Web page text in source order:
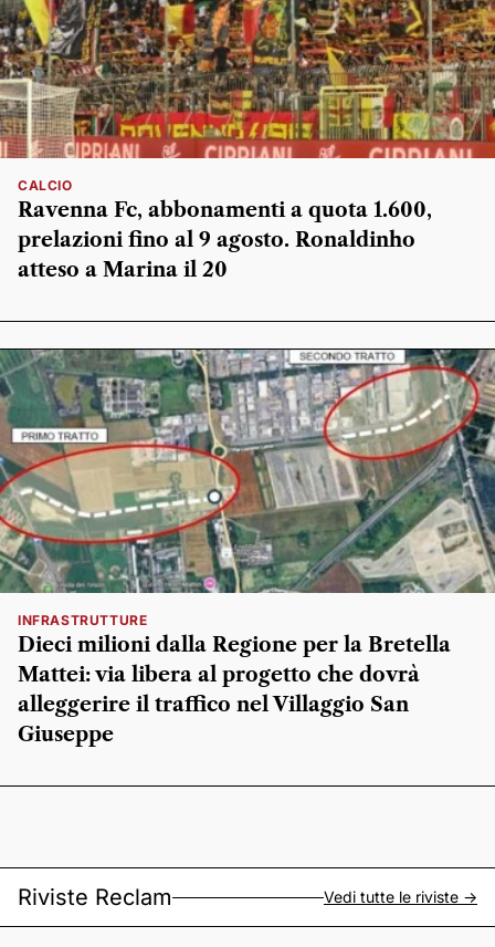
CALCIO
Ravenna Fc, abbonamenti a quota 1.600,
prelazioni fino al 9 agosto. Ronaldinho
atteso a Marina il 20
INFRASTRUTTURE
Dieci milioni dalla Regione per la Bretella
Mattei: via libera al progetto che dovrà
alleggerire il traffico nel Villaggio San
Giuseppe
Riviste Reclam Vedi tutte le riviste ->